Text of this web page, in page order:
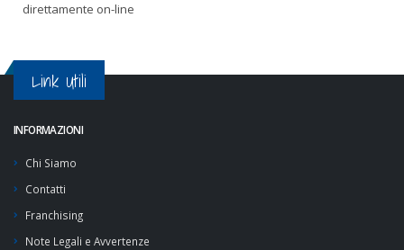
direttamente on-line
Link Utili
INFORMAZIONI
Chi Siamo
Contatti
Franchising
Note Legali e Avvertenze